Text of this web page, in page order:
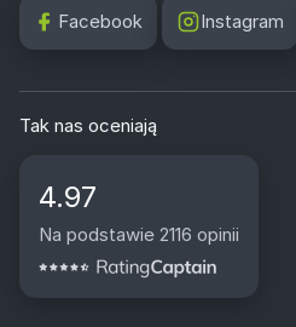
Facebook Instagram
Tak nas oceniają
4.97
Na podstawie 2116 opinii